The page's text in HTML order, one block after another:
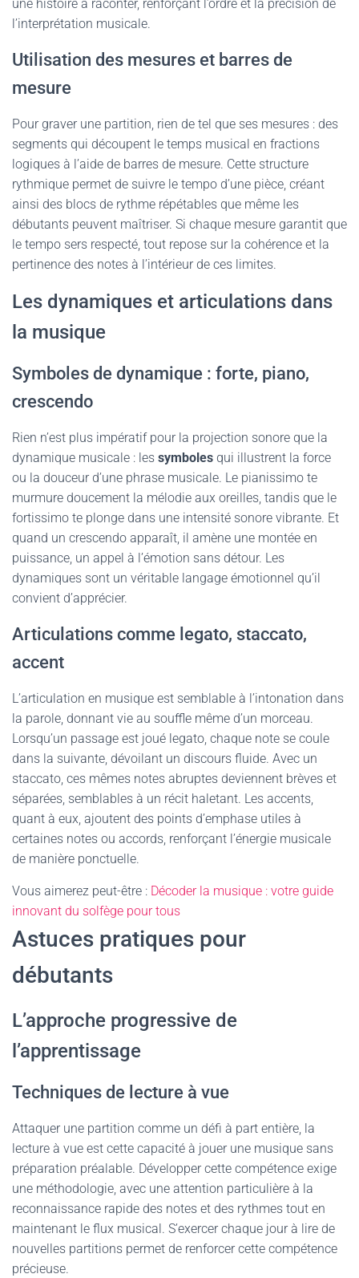
une histoire à raconter, renforçant l’ordre et la précision de
l’interprétation musicale.
Utilisation des mesures et barres de
mesure
Pour graver une partition, rien de tel que ses mesures : des
segments qui découpent le temps musical en fractions
logiques à l’aide de barres de mesure. Cette structure
rythmique permet de suivre le tempo d’une pièce, créant
ainsi des blocs de rythme répétables que même les
débutants peuvent maîtriser. Si chaque mesure garantit que
le tempo sers respecté, tout repose sur la cohérence et la
pertinence des notes à l’intérieur de ces limites.
Les dynamiques et articulations dans
la musique
Symboles de dynamique : forte, piano,
crescendo
Rien n’est plus impératif pour la projection sonore que la
dynamique musicale : les symboles qui illustrent la force
ou la douceur d’une phrase musicale. Le pianissimo te
murmure doucement la mélodie aux oreilles, tandis que le
fortissimo te plonge dans une intensité sonore vibrante. Et
quand un crescendo apparaît, il amène une montée en
puissance, un appel à l’émotion sans détour. Les
dynamiques sont un véritable langage émotionnel qu’il
convient d’apprécier.
Articulations comme legato, staccato,
accent
L’articulation en musique est semblable à l’intonation dans
la parole, donnant vie au souffle même d’un morceau.
Lorsqu’un passage est joué legato, chaque note se coule
dans la suivante, dévoilant un discours fluide. Avec un
staccato, ces mêmes notes abruptes deviennent brèves et
séparées, semblables à un récit haletant. Les accents,
quant à eux, ajoutent des points d’emphase utiles à
certaines notes ou accords, renforçant l’énergie musicale
de manière ponctuelle.
Vous aimerez peut-être : Décoder la musique : votre guide
innovant du solfège pour tous
Astuces pratiques pour
débutants
L’approche progressive de
l’apprentissage
Techniques de lecture à vue
Attaquer une partition comme un défi à part entière, la
lecture à vue est cette capacité à jouer une musique sans
préparation préalable. Développer cette compétence exige
une méthodologie, avec une attention particulière à la
reconnaissance rapide des notes et des rythmes tout en
maintenant le flux musical. S’exercer chaque jour à lire de
nouvelles partitions permet de renforcer cette compétence
précieuse.